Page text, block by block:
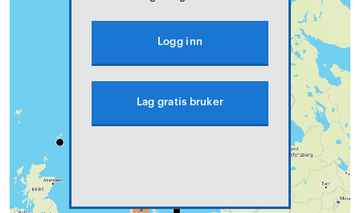
Logg inn
Lag gratis bruker